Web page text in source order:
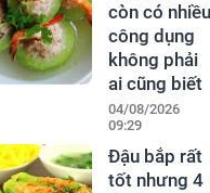
còn có nhiều
công dụng
không phải
ai cũng biết
04/08/2026
09:29
Đậu bắp rất
tốt nhưng 4